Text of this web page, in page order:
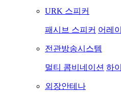
URK 스피커
패시브 스피커 어레
전관방송시스템
멀티 콤비네이션 하
외장안테나